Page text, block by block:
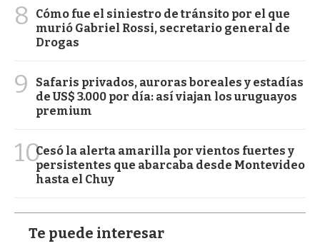
8
Cómo fue el siniestro de tránsito por el que
murió Gabriel Rossi, secretario general de
Drogas
9
Safaris privados, auroras boreales y estadías
de US$ 3.000 por día: así viajan los uruguayos
premium
10Cesó la alerta amarilla por vientos fuertes y
persistentes que abarcaba desde Montevideo
hasta el Chuy
Te puede interesar